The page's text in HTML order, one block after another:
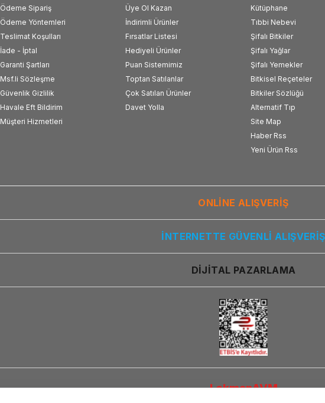
Ödeme Sipariş
Ödeme Yöntemleri
Teslimat Koşulları
İade - İptal
Garanti Şartları
Msf.li Sözleşme
Güvenlik Gizlilik
Havale Eft Bildirim
Müşteri Hizmetleri
Üye Ol Kazan
İndirimli Ürünler
Fırsatlar Listesi
Hediyeli Ürünler
Puan Sistemimiz
Toptan Satılanlar
Çok Satılan Ürünler
Davet Yolla
Kütüphane
Tıbbi Nebevi
Şifalı Bitkiler
Şifalı Yağlar
Şifalı Yemekler
Bitkisel Reçeteler
Bitkiler Sözlüğü
Alternatif Tıp
Site Map
Haber Rss
Yeni Ürün Rss
ONLİNE ALIŞVERİŞ
İNTERNETTE GÜVENLİ ALIŞVERİŞ
DİJİTAL PAZARLAMA
LokmanAVM